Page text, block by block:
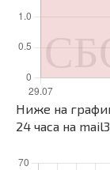
Ниже на
24 часа на